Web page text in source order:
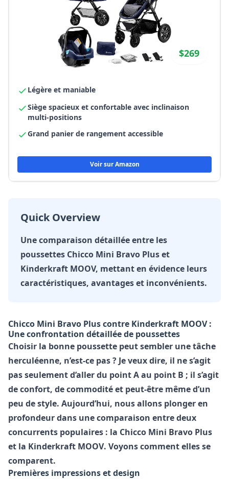
$269
Légère et maniable
Siège spacieux et confortable avec inclinaison
multi-positions
Grand panier de rangement accessible
Voir sur Amazon
Quick Overview
Une comparaison détaillée entre les
poussettes Chicco Mini Bravo Plus et
Kinderkraft MOOV, mettant en évidence leurs
caractéristiques, avantages et inconvénients.
Chicco Mini Bravo Plus contre Kinderkraft MOOV :
Une confrontation détaillée de poussettes
Choisir la bonne poussette peut sembler une tâche
herculéenne, n’est-ce pas ? Je veux dire, il ne s’agit
pas seulement d’aller du point A au point B ; il s’agit
de confort, de commodité et peut-être même d’un
peu de style. Aujourd’hui, nous allons plonger en
profondeur dans une comparaison entre deux
concurrents populaires : la Chicco Mini Bravo Plus
et la Kinderkraft MOOV. Voyons comment elles se
comparent.
Premières impressions et design